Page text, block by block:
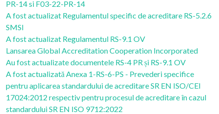
PR-14 si F03-22-PR-14
A fost actualizat Regulamentul specific de acreditare RS-5.2.6
SMSI
A fost actualizat Regulamentul RS-9.1 OV
Lansarea Global Accreditation Cooperation Incorporated
Au fost actualizate documentele RS-4 PR și RS-9.1 OV
A fost actualizată Anexa 1-RS-6-PS - Prevederi specifice
pentru aplicarea standardului de acreditare SR EN ISO/CEI
17024:2012 respectiv pentru procesul de acreditare în cazul
standardului SR EN ISO 9712:2022